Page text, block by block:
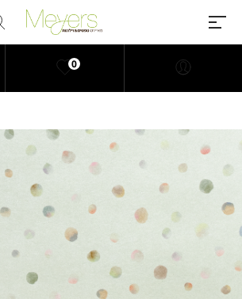
Millions of people around the
world visit Envato to buy and sell
creative assets, use smart design
templates, learn creative skills or
even hire freelancers. With an
industry-leading marketplace
paired with an unlimited
subscription service, Envato
0